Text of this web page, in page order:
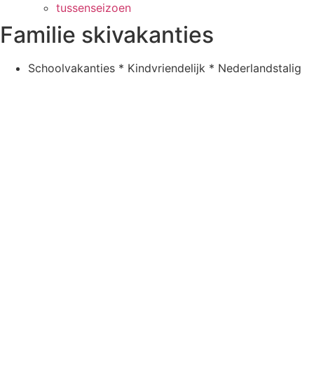
tussenseizoen
Familie skivakanties
Schoolvakanties * Kindvriendelijk * Nederlandstalig